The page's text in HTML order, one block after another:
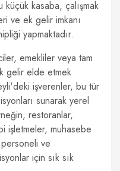
kasaba, çalışmak
ve ek gelir imkanı
yapmaktadır.
emekliler veya tam
gelir elde etmek
işverenler, bu tür
sunarak yerel
restoranlar,
işletmeler, muhasebe
personeli ve
için sık sık